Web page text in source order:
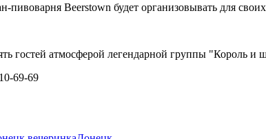
Beerstown будет организовывать для
гостей атмосферой легендарной группы "Король и
69-69